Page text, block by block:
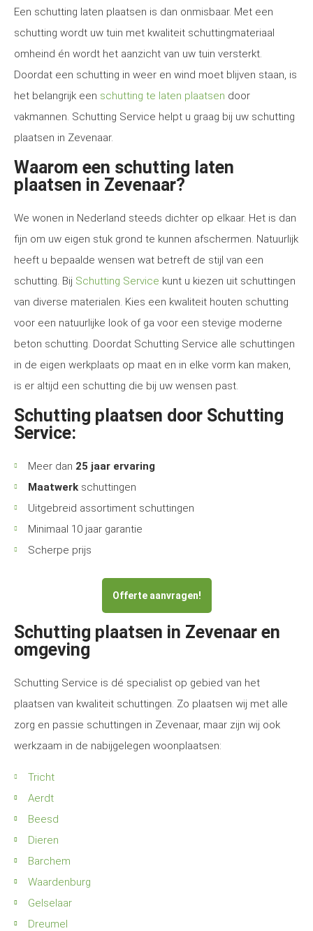
Een schutting laten plaatsen is dan onmisbaar. Met een
schutting wordt uw tuin met kwaliteit schuttingmateriaal
omheind én wordt het aanzicht van uw tuin versterkt.
Doordat een schutting in weer en wind moet blijven staan, is
het belangrijk een schutting te laten plaatsen door
vakmannen. Schutting Service helpt u graag bij uw schutting
plaatsen in Zevenaar.
Waarom een schutting laten
plaatsen in Zevenaar?
We wonen in Nederland steeds dichter op elkaar. Het is dan
fijn om uw eigen stuk grond te kunnen afschermen. Natuurlijk
heeft u bepaalde wensen wat betreft de stijl van een
schutting. Bij Schutting Service kunt u kiezen uit schuttingen
van diverse materialen. Kies een kwaliteit houten schutting
voor een natuurlijke look of ga voor een stevige moderne
beton schutting. Doordat Schutting Service alle schuttingen
in de eigen werkplaats op maat en in elke vorm kan maken,
is er altijd een schutting die bij uw wensen past.
Schutting plaatsen door Schutting
Service:
Meer dan 25 jaar ervaring
Maatwerk schuttingen
Uitgebreid assortiment schuttingen
Minimaal 10 jaar garantie
Scherpe prijs
Offerte aanvragen!
Schutting plaatsen in Zevenaar en
omgeving
Schutting Service is dé specialist op gebied van het
plaatsen van kwaliteit schuttingen. Zo plaatsen wij met alle
zorg en passie schuttingen in Zevenaar, maar zijn wij ook
werkzaam in de nabijgelegen woonplaatsen:
Tricht
Aerdt
Beesd
Dieren
Barchem
Waardenburg
Gelselaar
Dreumel